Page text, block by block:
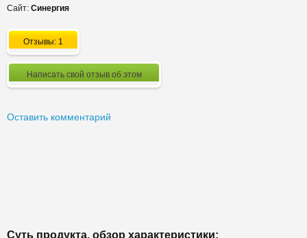
Сайт: Синергия
Отзывы: 1
Написать свой отзыв об этом
Оставить комментарий
Суть продукта, обзор характеристики: